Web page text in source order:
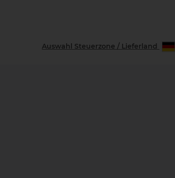
Auswahl Steuerzone / Lieferland